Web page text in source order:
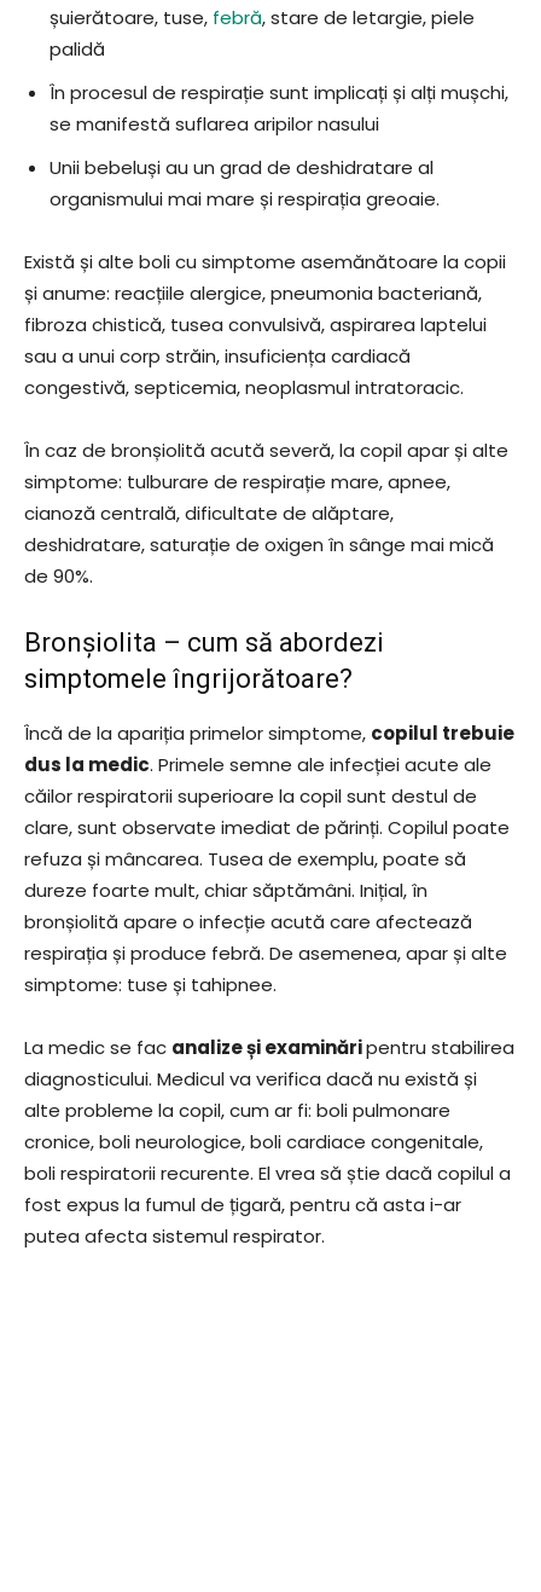
șuierătoare, tuse, febră, stare de letargie, piele
palidă
În procesul de respirație sunt implicați și alți mușchi,
se manifestă suflarea aripilor nasului
Unii bebeluși au un grad de deshidratare al
organismului mai mare și respirația greoaie.
Există și alte boli cu simptome asemănătoare la copii
și anume: reacțiile alergice, pneumonia bacteriană,
fibroza chistică, tusea convulsivă, aspirarea laptelui
sau a unui corp străin, insuficiența cardiacă
congestivă, septicemia, neoplasmul intratoracic.
În caz de bronșiolită acută severă, la copil apar și alte
simptome: tulburare de respirație mare, apnee,
cianoză centrală, dificultate de alăptare,
deshidratare, saturație de oxigen în sânge mai mică
de 90%.
Bronșiolita – cum să abordezi
simptomele îngrijorătoare?
Încă de la apariția primelor simptome, copilul trebuie
dus la medic. Primele semne ale infecției acute ale
căilor respiratorii superioare la copil sunt destul de
clare, sunt observate imediat de părinți. Copilul poate
refuza și mâncarea. Tusea de exemplu, poate să
dureze foarte mult, chiar săptămâni. Inițial, în
bronșiolită apare o infecție acută care afectează
respirația și produce febră. De asemenea, apar și alte
simptome: tuse și tahipnee.
La medic se fac analize și examinăripentru stabilirea
diagnosticului. Medicul va verifica dacă nu există și
alte probleme la copil, cum ar fi: boli pulmonare
cronice, boli neurologice, boli cardiace congenitale,
boli respiratorii recurente. El vrea să știe dacă copilul a
fost expus la fumul de țigară, pentru că asta i-ar
putea afecta sistemul respirator.